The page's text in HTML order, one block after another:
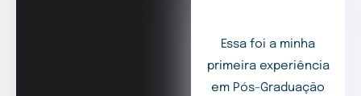
Essa foi a minha
primeira experiência
em Pós-Graduação